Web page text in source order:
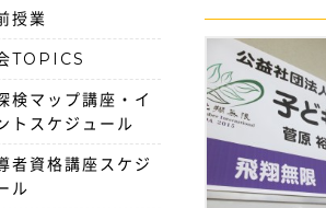
授業
TOPICS
検マップ講座・イ
トスケジュール
者資格講座スケジ
ル